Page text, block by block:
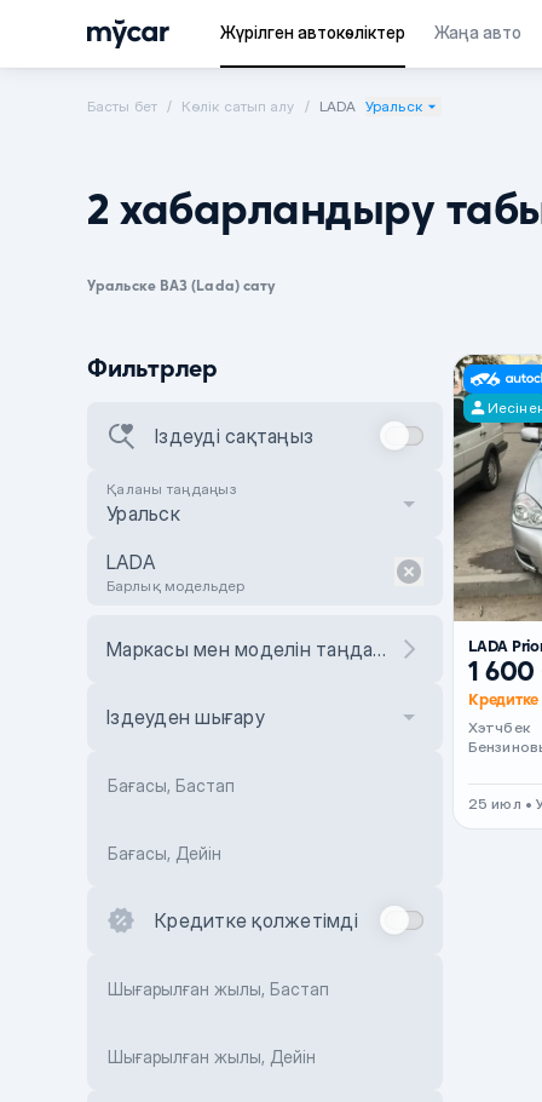
Жүрілген автокөліктер Жаңа авто
Басты бет Көлік сатып алу LADA Уральск
2 хабарландыру
Уральске ВАЗ (Lada) сату
Фильтрлер
Іздеуді сақтаңыз
Қаланы таңдаңыз
Уральск
LADA
Барлық модельдер
Маркасы мен моделін таңдаңыз
Іздеуден шығару
Бағасы, Бастап
Бағасы, Дейін
Кредитке қолжетімді
Шығарылған жылы, Бастап
Шығарылған жылы, Дейін
LADA
1
Кредитке
Хэтчбек
25 июл •